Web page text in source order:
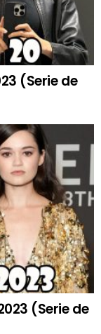
(Serie de
(Serie de